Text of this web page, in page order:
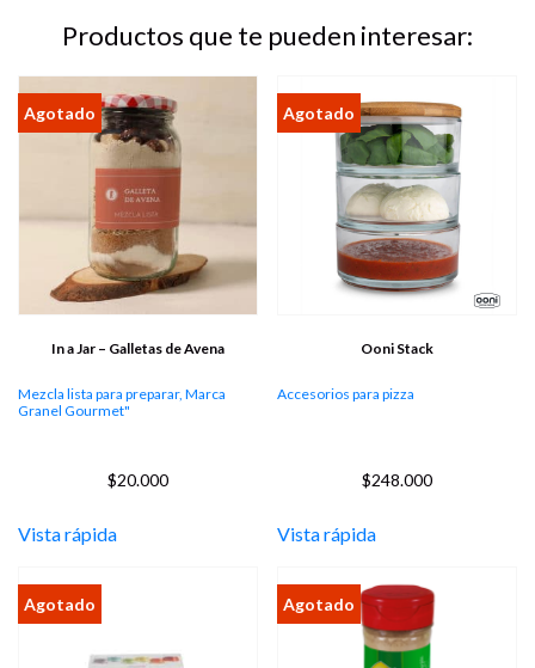
Productos que te pueden interesar:
In a Jar – Galletas de Avena
Mezcla lista para preparar, Marca
Granel Gourmet"
$20.000
Vista rápida
Ooni Stack
Accesorios para pizza
$248.000
Vista rápida